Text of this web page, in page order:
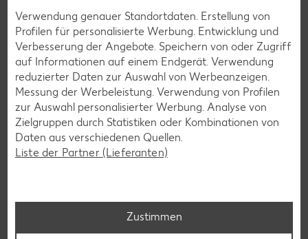
Vielfalt und Geschmack verzichten. Ob süß oder herzhaft –
mit unseren glutenfreien Rezepten zauberst du dir Gerichte,
die nicht nur verträglich, sondern auch richtig lecker sind.
Rezepte entdecken
Verwendung genauer Standortdaten. Erstellung von
Profilen für personalisierte Werbung. Entwicklung und
Verbesserung der Angebote. Speichern von oder Zugriff
auf Informationen auf einem Endgerät. Verwendung
reduzierter Daten zur Auswahl von Werbeanzeigen.
Messung der Werbeleistung. Verwendung von Profilen
zur Auswahl personalisierter Werbung. Analyse von
Zielgruppen durch Statistiken oder Kombinationen von
Daten aus verschiedenen Quellen.
Liste der Partner (Lieferanten)
Zustimmen